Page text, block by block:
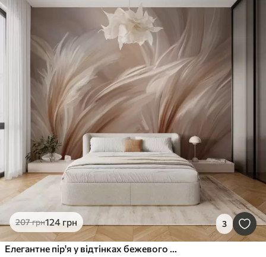
207грн124 грн 3
Елегантне пір'я у відтінках бежевого та коричневого